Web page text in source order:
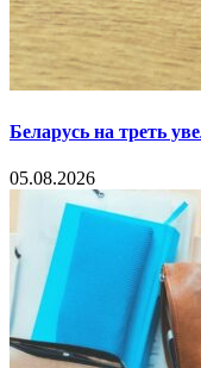
Беларусь на треть
05.08.2026